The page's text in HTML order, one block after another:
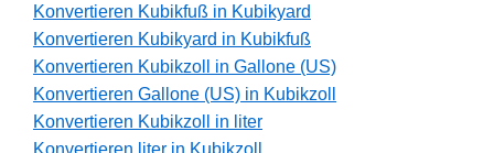
Konvertieren Kubikfuß in Kubikyard
Konvertieren Kubikyard in Kubikfuß
Konvertieren Kubikzoll in Gallone (US)
Konvertieren Gallone (US) in Kubikzoll
Konvertieren Kubikzoll in liter